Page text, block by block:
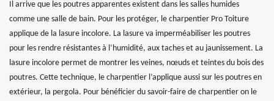
Il arrive que les poutres apparentes existent dans les salles humides
comme une salle de bain. Pour les protéger, le charpentier Pro Toiture
applique de la lasure incolore. La lasure va imperméabiliser les poutres
pour les rendre résistantes à l’humidité, aux taches et au jaunissement. La
lasure incolore permet de montrer les veines, nœuds et teintes du bois des
poutres. Cette technique, le charpentier l’applique aussi sur les poutres en
extérieur, la pergola. Pour bénéficier du savoir-faire de charpentier on le